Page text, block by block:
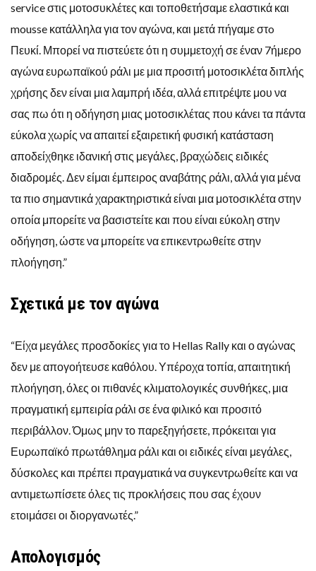
service στις μοτοσυκλέτες και τοποθετήσαμε ελαστικά και
mousse κατάλληλα για τον αγώνα, και μετά πήγαμε στo
Πευκί. Μπορεί να πιστεύετε ότι η συμμετοχή σε έναν 7ήμερο
αγώνα ευρωπαϊκού ράλι με μια προσιτή μοτοσικλέτα διπλής
χρήσης δεν είναι μια λαμπρή ιδέα, αλλά επιτρέψτε μου να
σας πω ότι η οδήγηση μιας μοτοσικλέτας που κάνει τα πάντα
εύκολα χωρίς να απαιτεί εξαιρετική φυσική κατάσταση
αποδείχθηκε ιδανική στις μεγάλες, βραχώδεις ειδικές
διαδρομές. Δεν είμαι έμπειρος αναβάτης ράλι, αλλά για μένα
τα πιο σημαντικά χαρακτηριστικά είναι μια μοτοσικλέτα στην
οποία μπορείτε να βασιστείτε και που είναι εύκολη στην
οδήγηση, ώστε να μπορείτε να επικεντρωθείτε στην
πλοήγηση.”
Σχετικά με τον αγώνα
“Είχα μεγάλες προσδοκίες για το Hellas Rally και ο αγώνας
δεν με απογοήτευσε καθόλου. Υπέροχα τοπία, απαιτητική
πλοήγηση, όλες οι πιθανές κλιματολογικές συνθήκες, μια
πραγματική εμπειρία ράλι σε ένα φιλικό και προσιτό
περιβάλλον. Όμως μην το παρεξηγήσετε, πρόκειται για
Ευρωπαϊκό πρωτάθλημα ράλι και οι ειδικές είναι μεγάλες,
δύσκολες και πρέπει πραγματικά να συγκεντρωθείτε και να
αντιμετωπίσετε όλες τις προκλήσεις που σας έχουν
ετοιμάσει οι διοργανωτές.”
Απολογισμός